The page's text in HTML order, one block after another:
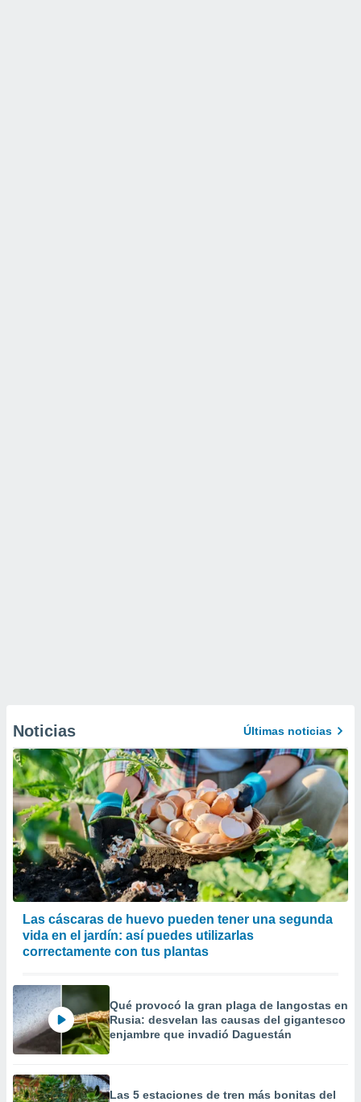
Noticias Últimas noticias
Las cáscaras de huevo pueden tener una segunda
vida en el jardín: así puedes utilizarlas
correctamente con tus plantas
Qué provocó la gran plaga de langostas en
Rusia: desvelan las causas del gigantesco
enjambre que invadió Daguestán
Las 5 estaciones de tren más bonitas del